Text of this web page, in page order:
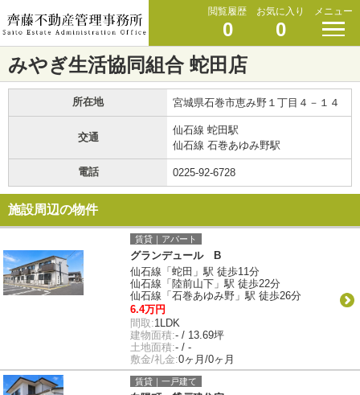
閲覧履歴
0
お気に入り
0
メニュー
みやぎ生活協同組合 蛇田店
所在地 宮城県石巻市恵み野１丁目４－１４
交通
仙石線 蛇田駅
仙石線 石巻あゆみ野駅
電話 0225-92-6728
施設周辺の物件
賃貸｜アパート
グランデュール B
仙石線「蛇田」駅 徒歩11分
仙石線「陸前山下」駅 徒歩22分
仙石線「石巻あゆみ野」駅 徒歩26分
6.4万円
間取:1LDK
建物面積:- / 13.69坪
土地面積:- / -
敷金/礼金:0ヶ月/0ヶ月
賃貸｜一戸建て